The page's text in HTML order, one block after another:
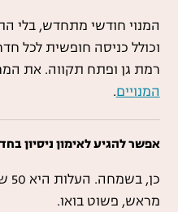
המנוי חודשי מתחדש, בלי
וכולל כניסה חופשית לכל
רמת גן ופתח תקווה. את
המנויים.
אפשר להגיע לאימון ניסיון
מראש, פשוט בואו.